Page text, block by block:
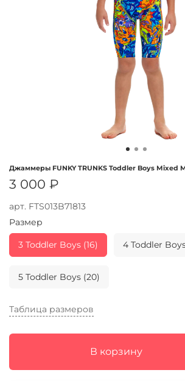
арт. FTS013B71813
Джаммеры FUNKY TRUNKS Toddler Boys Mixed
3 000 ₽
Таблица размеров
В корзину
Размер
3 Toddler Boys (16) 4 Toddler
5 Toddler Boys (20)